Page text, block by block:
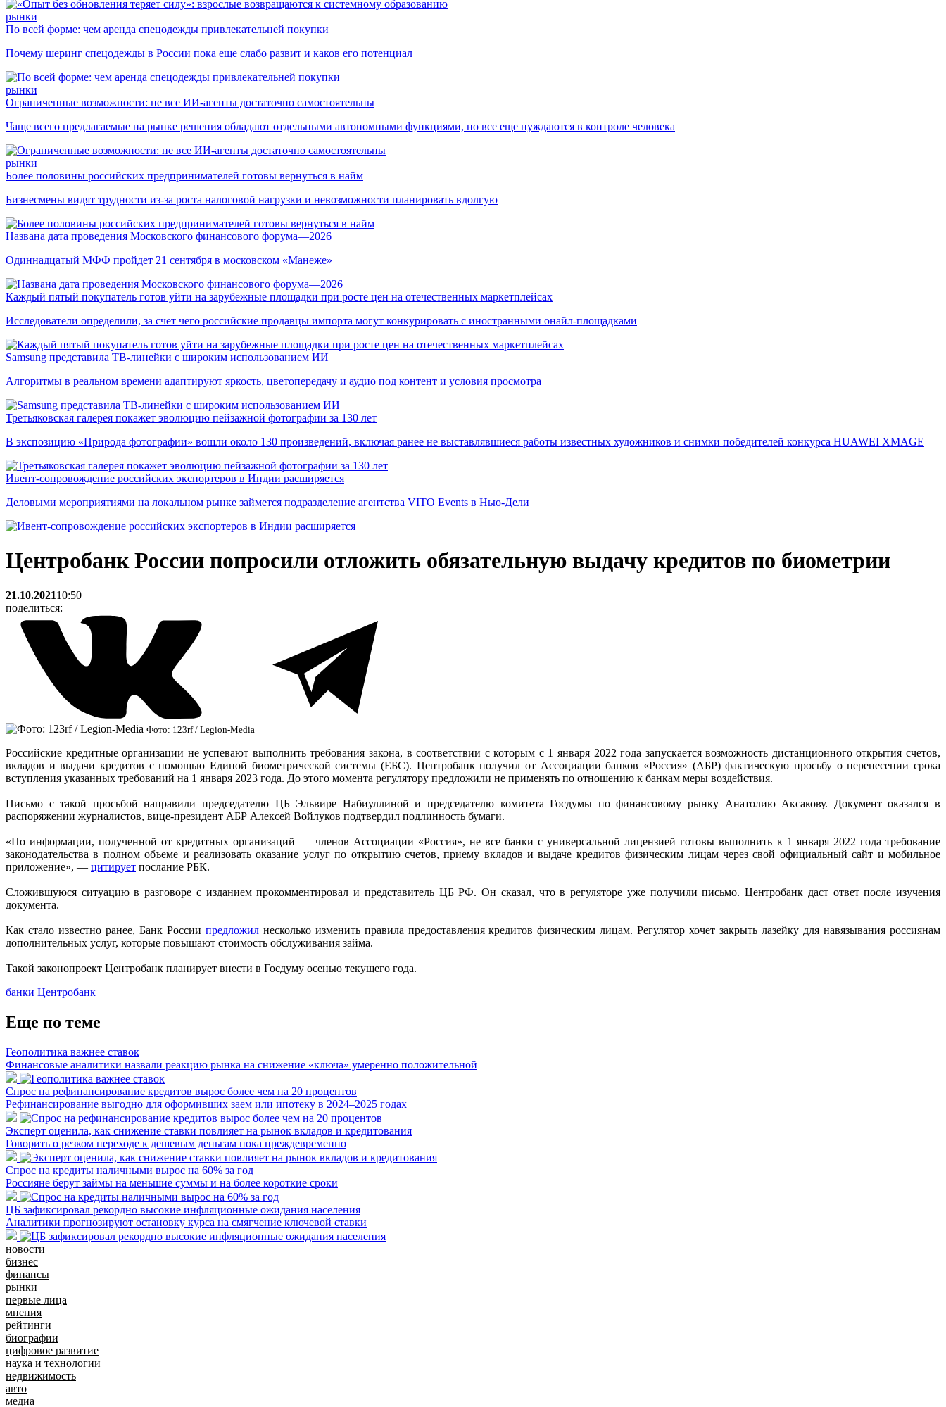
рынки
По всей форме: чем аренда спецодежды привлекательней покупки
Почему шеринг спецодежды в России пока еще слабо развит и каков его потенциал
рынки
Ограниченные возможности: не все ИИ-агенты достаточно самостоятельны
Чаще всего предлагаемые на рынке решения обладают отдельными автономными функциями, но все еще нуждаются в контроле человека
рынки
Более половины российских предпринимателей готовы вернуться в найм
Бизнесмены видят трудности из-за роста налоговой нагрузки и невозможности планировать вдолгую
Названа дата проведения Московского финансового форума—2026
Одиннадцатый МФФ пройдет 21 сентября в московском «Манеже»
Каждый пятый покупатель готов уйти на зарубежные площадки при росте цен на отечественных маркетплейсах
Исследователи определили, за счет чего российские продавцы импорта могут конкурировать с иностранными онайл-площадками
Samsung представила ТВ-линейки с широким использованием ИИ
Алгоритмы в реальном времени адаптируют яркость, цветопередачу и аудио под контент и условия просмотра
Третьяковская галерея покажет эволюцию пейзажной фотографии за 130 лет
В экспозицию «Природа фотографии» вошли около 130 произведений, включая ранее не выставлявшиеся работы известных художников и снимки победителей конкурса HUAWEI XMAGE
Ивент-сопровождение российских экспортеров в Индии расширяется
Деловыми мероприятиями на локальном рынке займется подразделение агентства VITO Events в Нью-Дели
Центробанк России попросили отложить обязательную выдачу кредитов по биометрии
21.10.202110:50
поделиться:
Фото: 123rf / Legion-Media
Российские кредитные организации не успевают выполнить требования закона, в соответствии с которым с 1 января 2022 года запускается возможность дистанционного открытия счетов,
вкладов и выдачи кредитов с помощью Единой биометрической системы (ЕБС). Центробанк получил от Ассоциации банков «Россия» (АБР) фактическую просьбу о перенесении срока
вступления указанных требований на 1 января 2023 года. До этого момента регулятору предложили не применять по отношению к банкам меры воздействия.
Письмо с такой просьбой направили председателю ЦБ Эльвире Набиуллиной и председателю комитета Госдумы по финансовому рынку Анатолию Аксакову. Документ оказался в
распоряжении журналистов, вице-президент АБР Алексей Войлуков подтвердил подлинность бумаги.
«По информации, полученной от кредитных организаций — членов Ассоциации «Россия», не все банки с универсальной лицензией готовы выполнить к 1 января 2022 года требование
законодательства в полном объеме и реализовать оказание услуг по открытию счетов, приему вкладов и выдаче кредитов физическим лицам через свой официальный сайт и мобильное
приложение», — цитирует послание РБК.
Сложившуюся ситуацию в разговоре с изданием прокомментировал и представитель ЦБ РФ. Он сказал, что в регуляторе уже получили письмо. Центробанк даст ответ после изучения
документа.
Как стало известно ранее, Банк России предложилнесколько изменить правила предоставления кредитов физическим лицам. Регулятор хочет закрыть лазейку для навязывания россиянам
дополнительных услуг, которые повышают стоимость обслуживания займа.
Такой законопроект Центробанк планирует внести в Госдуму осенью текущего года.
банки Центробанк
Еще по теме
Геополитика важнее ставок
Финансовые аналитики назвали реакцию рынка на снижение «ключа» умеренно положительной
Спрос на рефинансирование кредитов вырос более чем на 20 процентов
Рефинансирование выгодно для оформивших заем или ипотеку в 2024–2025 годах
Эксперт оценила, как снижение ставки повлияет на рынок вкладов и кредитования
Говорить о резком переходе к дешевым деньгам пока преждевременно
Спрос на кредиты наличными вырос на 60% за год
Россияне берут займы на меньшие суммы и на более короткие сроки
ЦБ зафиксировал рекордно высокие инфляционные ожидания населения
Аналитики прогнозируют остановку курса на смягчение ключевой ставки
новости
бизнес
финансы
рынки
первые лица
мнения
рейтинги
биографии
цифровое развитие
наука и технологии
недвижимость
авто
медиа